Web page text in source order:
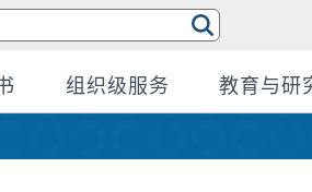
组织级服务 教育与研